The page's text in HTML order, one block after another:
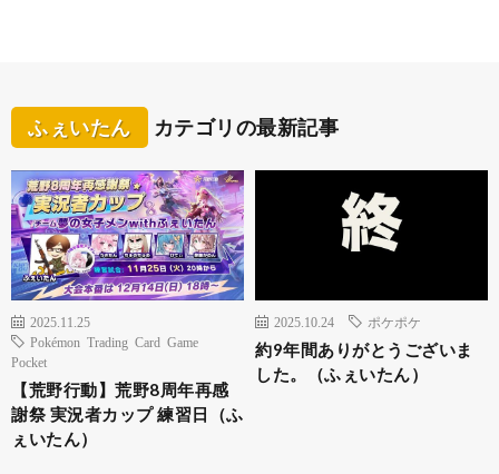
ふぇいたん カテゴリの最新記事
2025.11.25
Pokémon Trading Card Game
Pocket
【荒野行動】荒野8周年再感
謝祭 実況者カップ 練習日（ふ
ぇいたん）
2025.10.24 ポケポケ
約9年間ありがとうございま
した。（ふぇいたん）